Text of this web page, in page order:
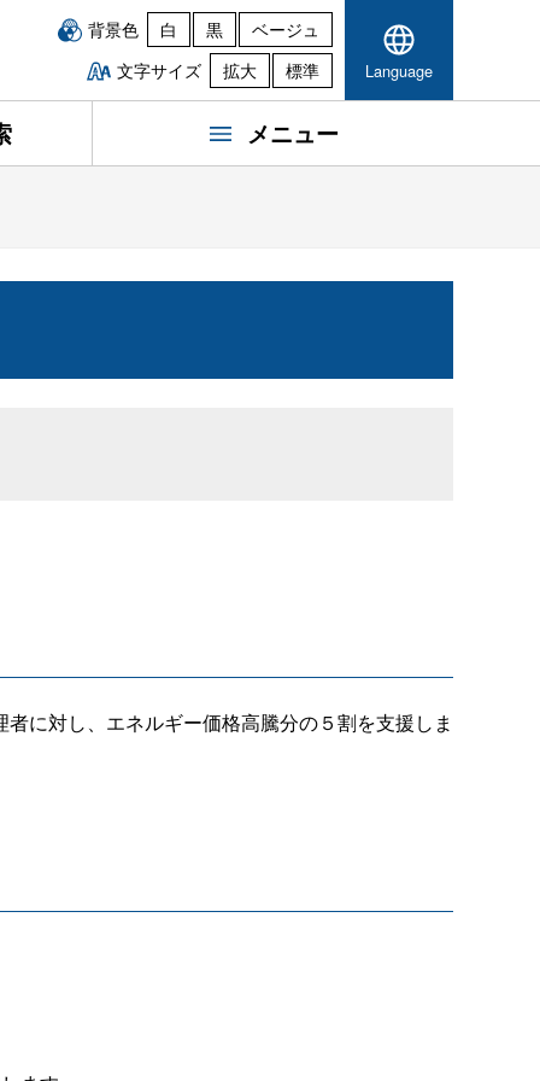
背景色 白 黒
ベージュ
文字サイズ
拡大 標準 Language
メニュー
に対し、エネルギー価格高騰分の５割を支援しま